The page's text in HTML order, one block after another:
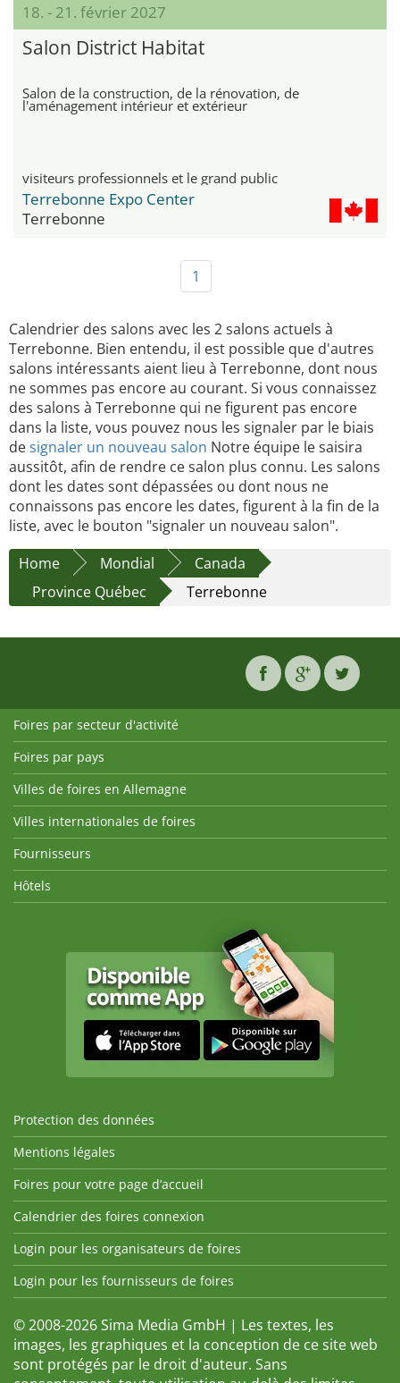
18. - 21. février 2027
Salon District Habitat
Salon de la construction, de la rénovation, de
l'aménagement intérieur et extérieur
visiteurs professionnels et le grand public
Terrebonne Expo Center
Terrebonne
1
Calendrier des salons avec les 2 salons actuels à
Terrebonne. Bien entendu, il est possible que d'autres
salons intéressants aient lieu à Terrebonne, dont nous
ne sommes pas encore au courant. Si vous connaissez
des salons à Terrebonne qui ne figurent pas encore
dans la liste, vous pouvez nous les signaler par le biais
designaler un nouveau salon Notre équipe le saisira
aussitôt, afin de rendre ce salon plus connu. Les salons
dont les dates sont dépassées ou dont nous ne
connaissons pas encore les dates, figurent à la fin de la
liste, avec le bouton "signaler un nouveau salon".
Home
Mondial
Canada
Province Québec
Terrebonne
Foires par secteur d'activité
Foires par pays
Villes de foires en Allemagne
Villes internationales de foires
Fournisseurs
Hôtels
Protection des données
Mentions légales
Foires pour votre page d’accueil
Calendrier des foires connexion
Login pour les organisateurs de foires
Login pour les fournisseurs de foires
© 2008-2026 Sima Media GmbH | Les textes, les
images, les graphiques et la conception de ce site web
sont protégés par le droit d'auteur. Sans